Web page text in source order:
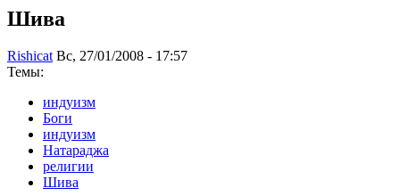
Шива
RishicatВс, 27/01/2008 - 17:57
Темы:
индуизм
Боги
индуизм
Натараджа
религии
Шива